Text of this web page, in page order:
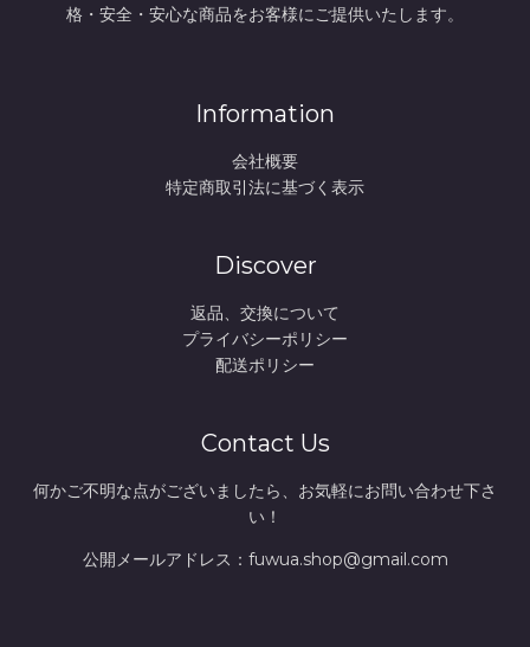
格・安全・安心な商品をお客様にご提供いたします。
Information
会社概要
特定商取引法に基づく表示
Discover
返品、交換について
プライバシーポリシー
配送ポリシー
Contact Us
何かご不明な点がございましたら、お気軽にお問い合わせ下さ
い！
公開メールアドレス：fuwua.shop@gmail.com